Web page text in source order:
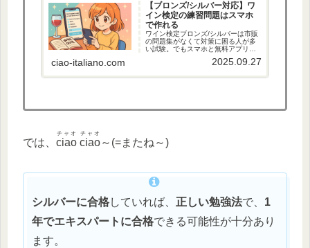
【ブロンズ/シルバー対応】ワ
イン検定の練習問題はスマホ
で作れる
ワイン検定ブロンズ/シルバーは市販
の問題集がなくて対策に困る人が多
い試験。でもスマホと無料アプリ＋
AIを使えば、自分だけの練習問題集
を簡単に作成できます。PDF化した
問題や解説、スコアまで自動生成。
ciao-italiano.com 2025.09.27
では、 ciao ciao
チャオ チャオ
～(=またね～)
シルバーに合格していれば、 正しい勉強法で、 1
年でエキスパートに合格できる可能性が十分あり
ます。